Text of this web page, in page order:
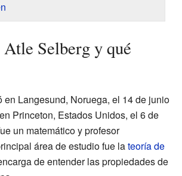
Selberg y qué
en Langesund, Noruega, el 14 de junio
Princeton, Estados Unidos, el 6 de
un matemático y profesor
área de estudio fue lateoría de
de entender las propiedades de